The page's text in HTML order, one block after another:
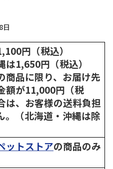
日
円（税込）
1,650円（税込）
商品に限り、お届け先
額が11,000円（税
は、お客様の送料負担
。（北海道・沖縄は除
ットストアの商品のみ